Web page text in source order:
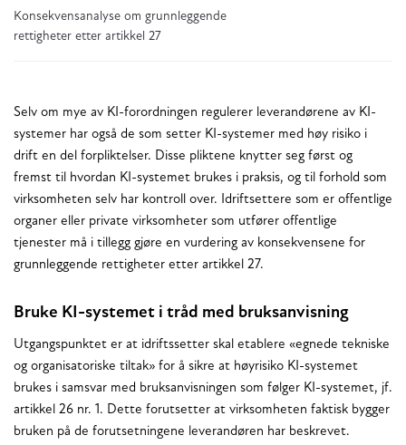
Konsekvensanalyse om grunnleggende
rettigheter etter artikkel 27
Selv om mye av KI-forordningen regulerer leverandørene av KI-
systemer har også de som setter KI-systemer med høy risiko i
drift en del forpliktelser. Disse pliktene knytter seg først og
fremst til hvordan KI-systemet brukes i praksis, og til forhold som
virksomheten selv har kontroll over. Idriftsettere som er offentlige
organer eller private virksomheter som utfører offentlige
tjenester må i tillegg gjøre en vurdering av konsekvensene for
grunnleggende rettigheter etter artikkel 27.
Bruke KI-systemet i tråd med bruksanvisning
Utgangspunktet er at idriftssetter skal etablere «egnede tekniske
og organisatoriske tiltak» for å sikre at høyrisiko KI-systemet
brukes i samsvar med bruksanvisningen som følger KI-systemet, jf.
artikkel 26 nr. 1. Dette forutsetter at virksomheten faktisk bygger
bruken på de forutsetningene leverandøren har beskrevet.